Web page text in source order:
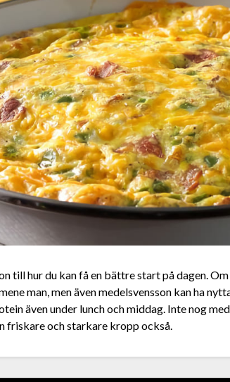
till hur du kan få en bättre start på dagen.
man, men även medelsvensson kan ha
även under lunch och middag. Inte nog
friskare och starkare kropp också.